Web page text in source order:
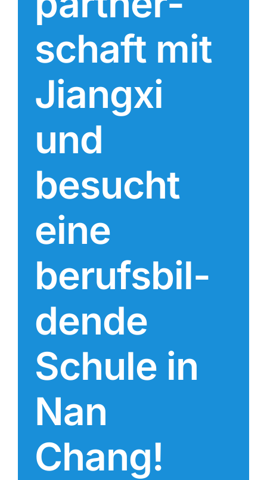
schaft mit
Jiangxi
und
besucht
eine
berufs­bil­
den­de
Schule in
Nan
Chang!